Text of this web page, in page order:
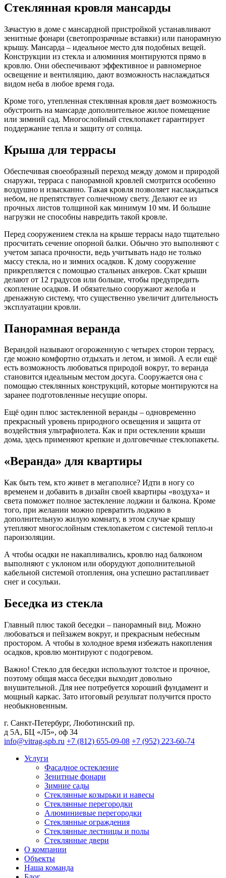
Стеклянная кровля мансарды
Зачастую в доме с мансардной пристройкой устанавливают
зенитные фонари (светопрозрачные вставки) или панорамную
крышу. Мансарда – идеальное место для подобных вещей.
Конструкции из стекла и алюминия монтируются прямо в
кровлю. Они обеспечивают эффективное и равномерное
освещение и вентиляцию, дают возможность наслаждаться
видом неба в любое время года.
Кроме того, утепленная стеклянная кровля дает возможность
обустроить на мансарде дополнительное жилое помещение
или зимний сад. Многослойный стеклопакет гарантирует
поддержание тепла и защиту от солнца.
Крыша для террасы
Обеспечивая своеобразный переход между домом и природой
снаружи, терраса с панорамной кровлей смотрится особенно
воздушно и изысканно. Такая кровля позволяет наслаждаться
небом, не препятствует солнечному свету. Делают ее из
прочных листов толщиной как минимум 10 мм. И большие
нагрузки не способны навредить такой кровле.
Перед сооружением стекла на крыше террасы надо тщательно
просчитать сечение опорной балки. Обычно это выполняют с
учетом запаса прочности, ведь учитывать надо не только
массу стекла, но и зимних осадков. К дому сооружение
прикрепляется с помощью стальных анкеров. Скат крыши
делают от 12 градусов или больше, чтобы предупредить
скопление осадков. И обязательно сооружают желоба и
дренажную систему, что существенно увеличит длительность
эксплуатации кровли.
Панорамная веранда
Верандой называют огороженную с четырех сторон террасу,
где можно комфортно отдыхать и летом, и зимой. А если ещё
есть возможность любоваться природой вокруг, то веранда
становится идеальным местом досуга. Сооружается она с
помощью стеклянных конструкций, которые монтируются на
заранее подготовленные несущие опоры.
Ещё один плюс застекленной веранды – одновременно
прекрасный уровень природного освещения и защита от
воздействия ультрафиолета. Как и при остеклении крыши
дома, здесь применяют крепкие и долговечные стеклопакеты.
«Веранда» для квартиры
Как быть тем, кто живет в мегаполисе? Идти в ногу со
временем и добавить в дизайн своей квартиры «воздуха» и
света поможет полное застекление лоджии и балкона. Кроме
того, при желании можно превратить лоджию в
дополнительную жилую комнату, в этом случае крышу
утепляют многослойным стеклопакетом с системой тепло-и
пароизоляции.
А чтобы осадки не накапливались, кровлю над балконом
выполняют с уклоном или оборудуют дополнительной
кабельной системой отопления, она успешно растапливает
снег и сосульки.
Беседка из стекла
Главный плюс такой беседки – панорамный вид. Можно
любоваться и пейзажем вокруг, и прекрасным небесным
простором. А чтобы в холодное время избежать накопления
осадков, кровлю монтируют с подогревом.
Важно! Стекло для беседки используют толстое и прочное,
поэтому общая масса беседки выходит довольно
внушительной. Для нее потребуется хороший фундамент и
мощный каркас. Зато итоговый результат получится просто
необыкновенным.
г. Санкт-Петербург, Люботинский пр.
д 5А, БЦ «Л5», оф 34
info@vitrag-spb.ru +7 (812) 655-09-08 +7 (952) 223-60-74
Услуги
Фасадное остекление
Зенитные фонари
Зимние сады
Стеклянные козырьки и навесы
Стеклянные перегородки
Алюминиевые перегородки
Стеклянные ограждения
Стеклянные лестницы и полы
Стеклянные двери
О компании
Объекты
Наша команда